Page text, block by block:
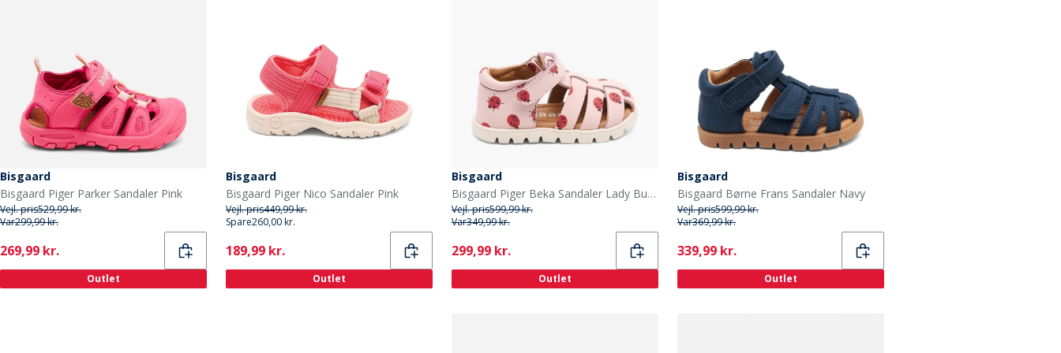
Bisgaard
Bisgaard Piger Parker Sandaler Pink
Vejl. pris529,99 kr.
Var299,99 kr.
Current
269,99 kr.
Outlet
Bisgaard
Bisgaard Piger Nico Sandaler Pink
Vejl. pris449,99 kr.
Spare260,00 kr.
Current
189,99 kr.
Outlet
Bisgaard
Bisgaard Piger Beka Sandaler Lady Bugs
Vejl. pris599,99 kr.
Var349,99 kr.
Current
299,99 kr.
Outlet
Bisgaard
Bisgaard Børne Frans Sandaler Navy
Vejl. pris599,99 kr.
Var369,99 kr.
Current
339,99 kr.
Outlet